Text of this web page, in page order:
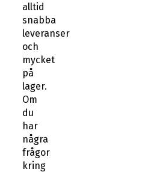
alltid
snabba
leveranser
och
mycket
på
lager.
Om
du
har
några
frågor
kring